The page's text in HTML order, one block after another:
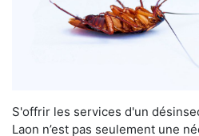
S'offrir les services d'un
Laon n’est pas seulement une